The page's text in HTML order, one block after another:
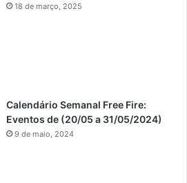
18 de março, 2025
Calendário Semanal Free Fire:
Eventos de (20/05 a 31/05/2024)
9 de maio, 2024